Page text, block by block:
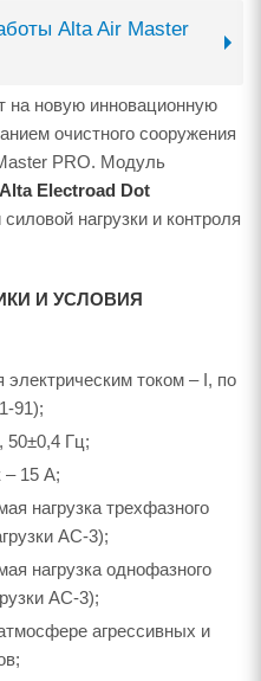
Alta Air Master
на новую инновационную
очистного сооружения
PRO. Модуль
Alta Electroad Dot
нагрузки и контроля
И УСЛОВИЯ
током – I, по
91);
50±0,4 Гц;
– 15 А;
нагрузка трехфазного
AC-3);
нагрузка однофазного
AC-3);
агрессивных и